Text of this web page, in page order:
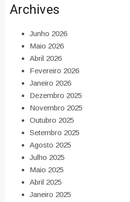
Archives
Junho 2026
Maio 2026
Abril 2026
Fevereiro 2026
Janeiro 2026
Dezembro 2025
Novembro 2025
Outubro 2025
Setembro 2025
Agosto 2025
Julho 2025
Maio 2025
Abril 2025
Janeiro 2025